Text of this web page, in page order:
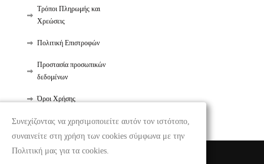
Τρόποι Πληρωμής και
Χρεώσεις
Πολιτική Επιστροφών
Προστασία προσωπικών
δεδομένων
Όροι Χρήσης
Κατασκευή Eshop by
Συνεχίζοντας να χρησιμοποιείτε αυτόν τον ιστότοπο,
συναινείτε στη χρήση των cookies σύμφωνα με την
Πολιτική μας για τα cookies.